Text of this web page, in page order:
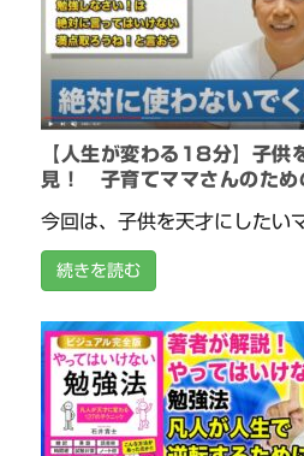
【人生が変わる18分】子供
見！ 子育てママさんのため
今回は、子供を天才にしたい
続きを読む